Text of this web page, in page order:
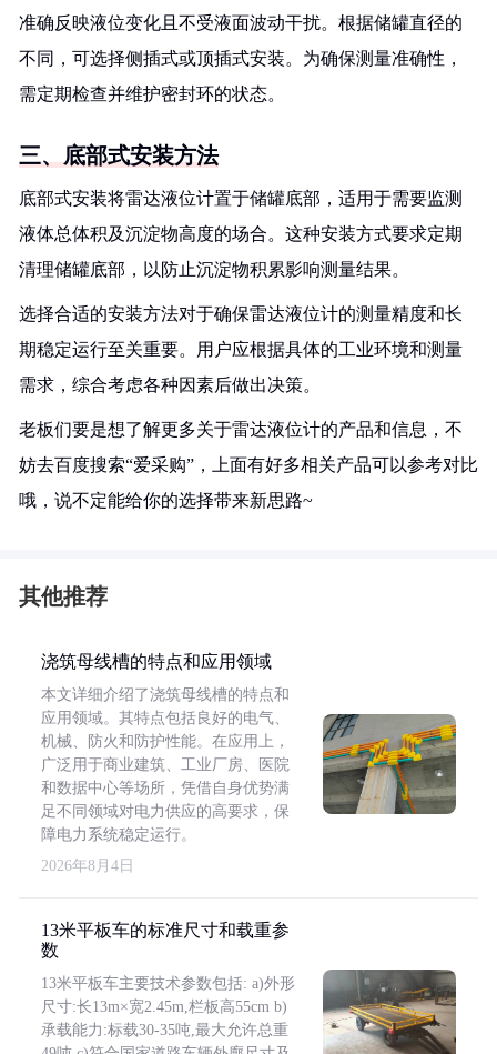
准确反映液位变化且不受液面波动干扰。根据储罐直径的
不同，可选择侧插式或顶插式安装。为确保测量准确性，
需定期检查并维护密封环的状态。
三、底部式安装方法
底部式安装将雷达液位计置于储罐底部，适用于需要监测
液体总体积及沉淀物高度的场合。这种安装方式要求定期
清理储罐底部，以防止沉淀物积累影响测量结果。
选择合适的安装方法对于确保雷达液位计的测量精度和长
期稳定运行至关重要。用户应根据具体的工业环境和测量
需求，综合考虑各种因素后做出决策。
老板们要是想了解更多关于雷达液位计的产品和信息，不
妨去百度搜索“爱采购”，上面有好多相关产品可以参考对比
哦，说不定能给你的选择带来新思路~
其他推荐
浇筑母线槽的特点和应用领域
本文详细介绍了浇筑母线槽的特点和
应用领域。其特点包括良好的电气、
机械、防火和防护性能。在应用上，
广泛用于商业建筑、工业厂房、医院
和数据中心等场所，凭借自身优势满
足不同领域对电力供应的高要求，保
障电力系统稳定运行。
2026年8月4日
13米平板车的标准尺寸和载重参
数
13米平板车主要技术参数包括: a)外形
尺寸:长13m×宽2.45m,栏板高55cm b)
承载能力:标载30-35吨,最大允许总重